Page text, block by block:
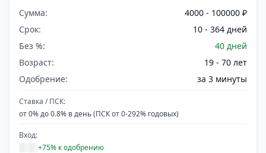
Сумма:
4000 - 100000 ₽
Срок:
10 - 364 дней
Без %:
40 дней
Возраст:
19 - 70 лет
Одобрение:
за 3 минуты
Ставка / ПСК:
от 0% до 0.8% в день (ПСК от 0-292% годовых)
Вход:
+75% к одобрению